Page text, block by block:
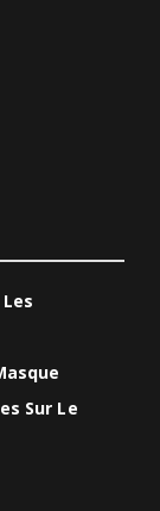
Sur Le